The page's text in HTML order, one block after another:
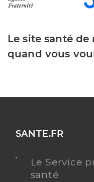
Le site santé de
quand vous
SANTE.FR
Le Service
santé